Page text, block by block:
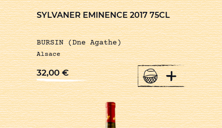
SYLVANER EMINENCE 2017 75CL
BURSIN (Dne Agathe)
Alsace
32,00€ +